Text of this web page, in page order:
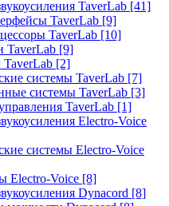
TaverLab [41]
TaverLab [9]
TaverLab [10]
TaverLab [9]
[2]
системы TaverLab [7]
системы TaverLab [3]
TaverLab [1]
Electro-Voice
системы Electro-Voice
Electro-Voice [8]
Dynacord [8]